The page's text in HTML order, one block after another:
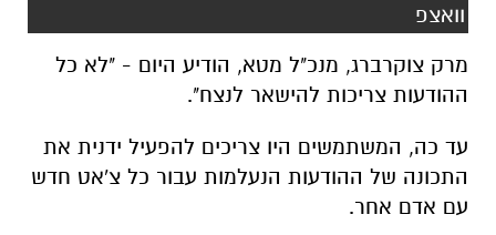
וואצפ
מרק צוקרברג, מנכ"ל מטא, הודיע היום - "לא כל
ההודעות צריכות להישאר לנצח".
עד כה, המשתמשים היו צריכים להפעיל ידנית את
התכונה של ההודעות הנעלמות עבור כל צ'אט חדש
עם אדם אחר.